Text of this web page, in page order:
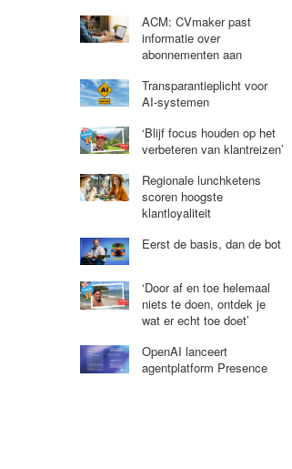
ACM: CVmaker past
informatie over
abonnementen aan
Transparantieplicht voor
AI-systemen
‘Blijf focus houden op het
verbeteren van klantreizen’
Regionale lunchketens
scoren hoogste
klantloyaliteit
Eerst de basis, dan de bot
‘Door af en toe helemaal
niets te doen, ontdek je
wat er echt toe doet’
OpenAI lanceert
agentplatform Presence